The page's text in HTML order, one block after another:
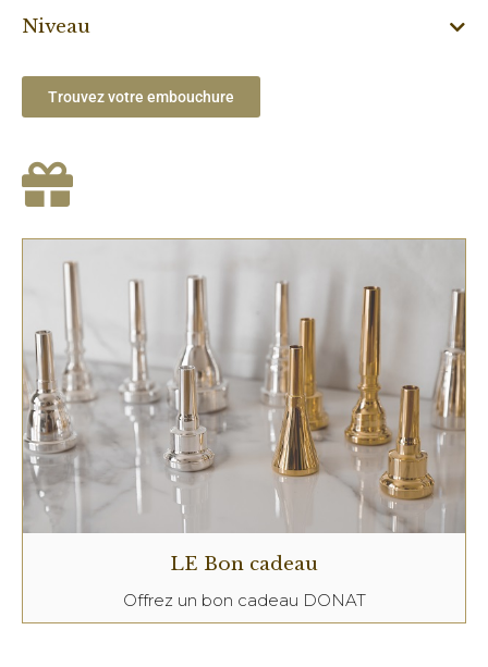
Niveau
Trouvez votre embouchure
LE Bon cadeau
Offrez un bon cadeau DONAT